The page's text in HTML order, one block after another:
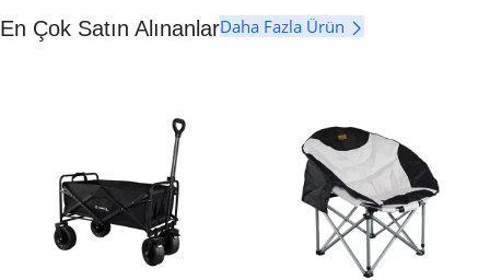
En Çok Satın AlınanlarDaha Fazla Ürün